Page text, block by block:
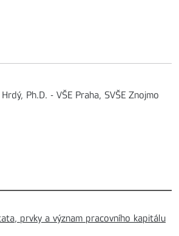
Ph.D. - VŠE Praha, SVŠE Znojmo
prvky a význam pracovního kapitálu